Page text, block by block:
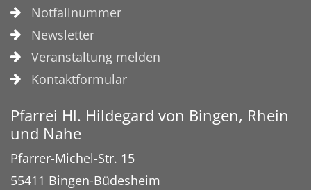
Notfallnummer
Newsletter
Veranstaltung melden
Kontaktformular
Pfarrei Hl. Hildegard von Bingen, Rhein
und Nahe
Pfarrer-Michel-Str. 15
55411 Bingen-Büdesheim